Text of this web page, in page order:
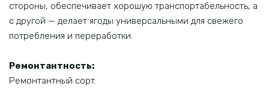
стороны, обеспечивает хорошую транспортабельность, а
с другой — делает ягоды универсальными для свежего
потребления и переработки.
Ремонтантность:
Ремонтантный сорт.